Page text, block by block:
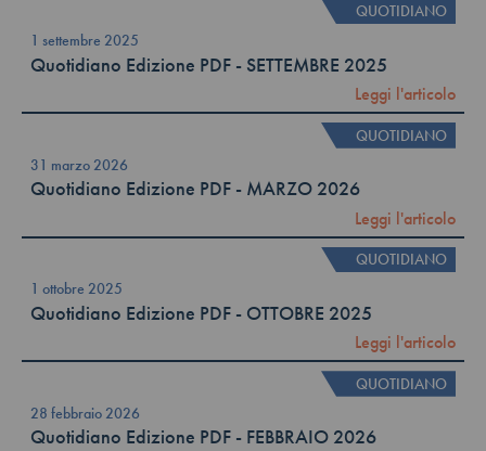
QUOTIDIANO
1 settembre 2025
Quotidiano Edizione PDF - SETTEMBRE 2025
Leggi l'articolo
QUOTIDIANO
31 marzo 2026
Quotidiano Edizione PDF - MARZO 2026
Leggi l'articolo
QUOTIDIANO
1 ottobre 2025
Quotidiano Edizione PDF - OTTOBRE 2025
Leggi l'articolo
QUOTIDIANO
28 febbraio 2026
Quotidiano Edizione PDF - FEBBRAIO 2026